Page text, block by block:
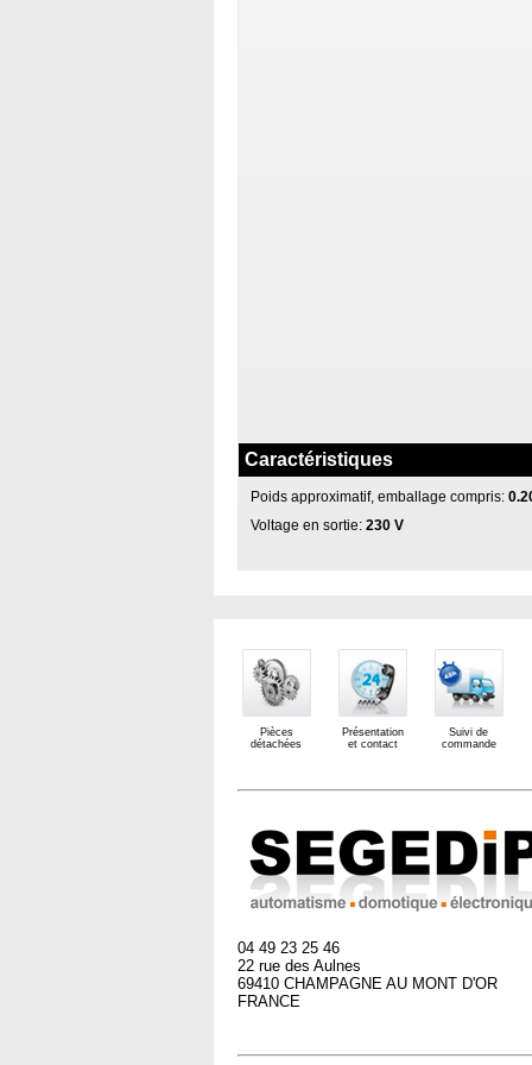
Caractéristiques
Poids approximatif, emballage compris:
Voltage en sortie:230 V
Pièces
détachées
Présentation
et contact
Suivi de
commande
04 49 23 25 46
22 rue des Aulnes
69410 CHAMPAGNE AU MONT D'OR
FRANCE